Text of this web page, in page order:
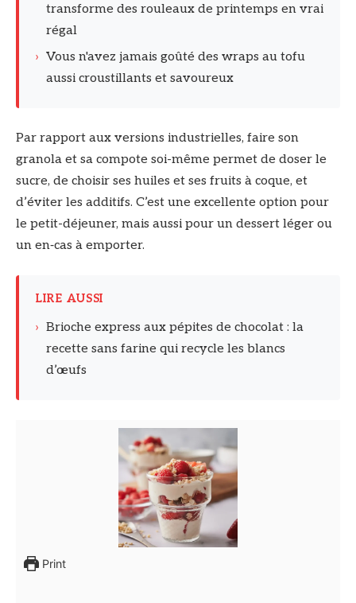
transforme des rouleaux de printemps en vrai
régal
› Vous n'avez jamais goûté des wraps au tofu
aussi croustillants et savoureux
Par rapport aux versions industrielles, faire son
granola et sa compote soi-même permet de doser le
sucre, de choisir ses huiles et ses fruits à coque, et
d’éviter les additifs. C’est une excellente option pour
le petit-déjeuner, mais aussi pour un dessert léger ou
un en‑cas à emporter.
LIRE AUSSI
› Brioche express aux pépites de chocolat : la
recette sans farine qui recycle les blancs
d’œufs
Print